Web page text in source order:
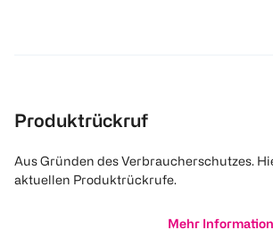
Produktrückruf
Aus Gründen des Verbraucherschutzes.
aktuellen Produktrückrufe.
Mehr